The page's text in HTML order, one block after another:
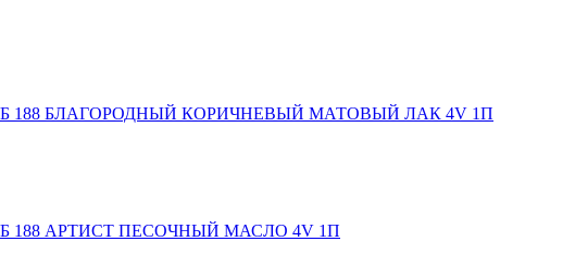
/ ДУБ 188 БЛАГОРОДНЫЙ КОРИЧНЕВЫЙ МАТОВЫЙ ЛАК 4V 1П